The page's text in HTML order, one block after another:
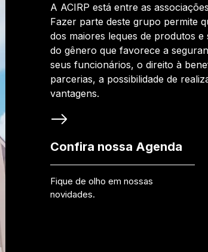
A ACIRP está entre as
Fazer parte deste grupo permite
dos maiores leques de produtos
do gênero que favorece a
seus funcionários, o direito à
parcerias, a possibilidade de
vantagens.
Confira nossa Agenda
Fique de olho em nossas
novidades.